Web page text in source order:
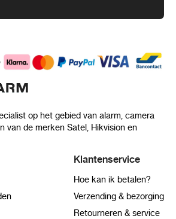
op het gebied van alarm, camera
van de merken Satel, Hikvision en
Klantenservice
Hoe kan ik betalen?
Verzending & bezorging
Retourneren & service